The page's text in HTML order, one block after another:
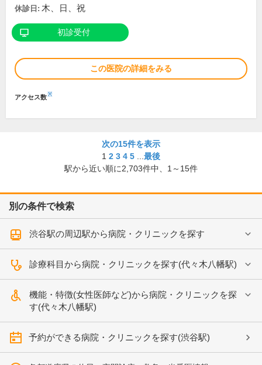
休診日: 木、日、祝
初診受付
この医院の詳細をみる
アクセス数※
次の15件を表示
1 2 3 4 5
最後
駅から近い順に2,703件中、 1～15件
別の条件で検索
渋谷駅の周辺駅から病院・クリニックを探す
診療科目から病院・クリニックを探す(代々木八幡駅)
機能・特徴(女性医師など)から病院・クリニックを探
す(代々木八幡駅)
予約ができる病院・クリニックを探す(渋谷駅)